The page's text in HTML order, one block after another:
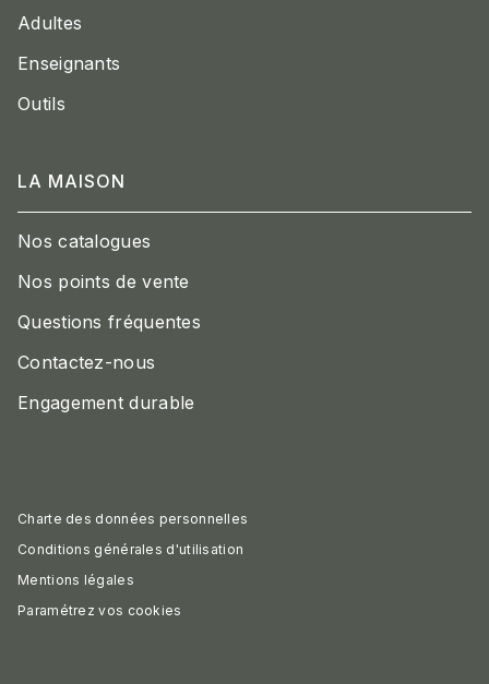
Adultes
Enseignants
Outils
LA MAISON
Nos catalogues
Nos points de vente
Questions fréquentes
Contactez-nous
Engagement durable
Charte des données personnelles
Conditions générales d'utilisation
Mentions légales
Paramétrez vos cookies